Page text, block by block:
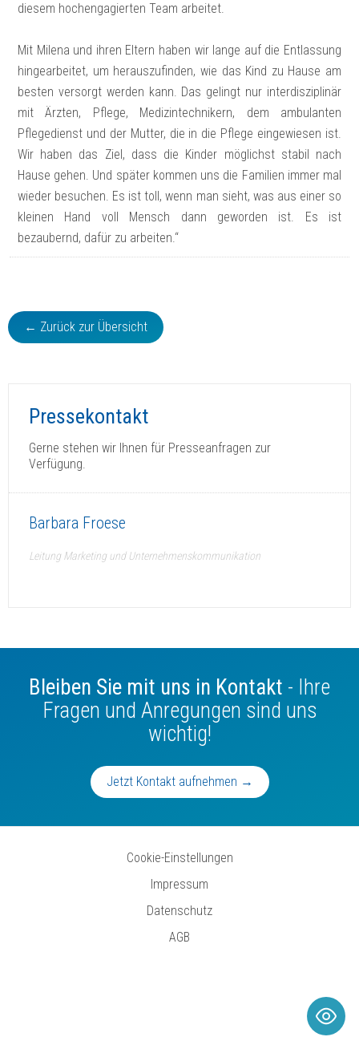
Pressekontakt
Gerne stehen wir Ihnen für Presseanfragen zur
Verfügung.
Barbara Froese
Leitung Marketing und Unternehmenskommunikation
diesem hochengagierten Team arbeitet.
Mit Milena und ihren Eltern haben wir lange auf die Entlassung
hingearbeitet, um herauszufinden, wie das Kind zu Hause am
besten versorgt werden kann. Das gelingt nur interdisziplinär
mit Ärzten, Pflege, Medizintechnikern, dem ambulanten
Pflegedienst und der Mutter, die in die Pflege eingewiesen ist.
Wir haben das Ziel, dass die Kinder möglichst stabil nach
Hause gehen. Und später kommen uns die Familien immer mal
wieder besuchen. Es ist toll, wenn man sieht, was aus einer so
kleinen Hand voll Mensch dann geworden ist. Es ist
bezaubernd, dafür zu arbeiten.“
← Zurück zur Übersicht
Bleiben Sie mit uns in Kontakt - Ihre
Fragen und Anregungen sind uns
wichtig!
Jetzt Kontakt aufnehmen →
Cookie-Einstellungen
Impressum
Datenschutz
AGB